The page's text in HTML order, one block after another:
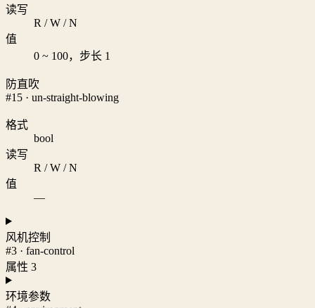
读写
R / W / N
值
0 ~ 100，步长 1
防直吹
#15 · un-straight-blowing
格式
bool
读写
R / W / N
值
—
风机控制
#3 · fan-control
属性 3
环境参数